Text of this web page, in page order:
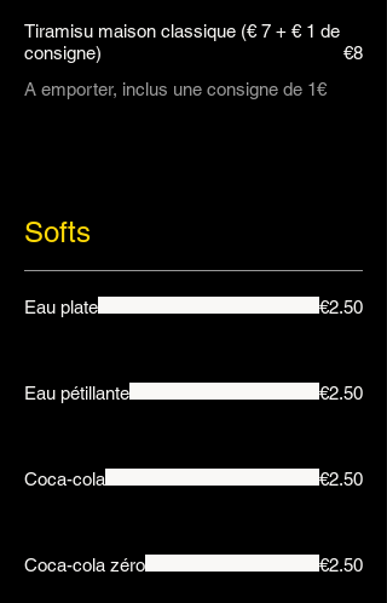
Tiramisu maison classique (€ 7 + € 1 de
consigne)
A emporter, inclus une consigne de 1€
€8
Softs
Eau plate €2.50
Eau pétillante €2.50
Coca-cola €2.50
Coca-cola zéro €2.50